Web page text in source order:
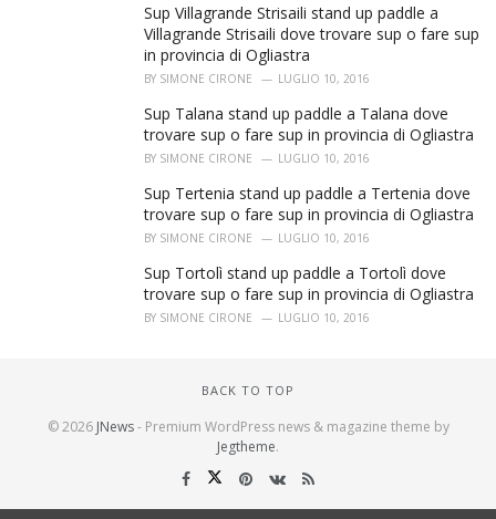
Sup Villagrande Strisaili stand up paddle a
Villagrande Strisaili dove trovare sup o fare sup
in provincia di Ogliastra
BY SIMONE CIRONE LUGLIO 10, 2016
Sup Talana stand up paddle a Talana dove
trovare sup o fare sup in provincia di Ogliastra
BY SIMONE CIRONE LUGLIO 10, 2016
Sup Tertenia stand up paddle a Tertenia dove
trovare sup o fare sup in provincia di Ogliastra
BY SIMONE CIRONE LUGLIO 10, 2016
Sup Tortolì stand up paddle a Tortolì dove
trovare sup o fare sup in provincia di Ogliastra
BY SIMONE CIRONE LUGLIO 10, 2016
BACK TO TOP
© 2026 JNews- Premium WordPress news & magazine theme by
Jegtheme.